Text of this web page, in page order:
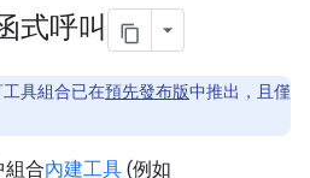
式呼叫
工具組合已在預先發布版中推出，且僅
組合內建工具 (例如